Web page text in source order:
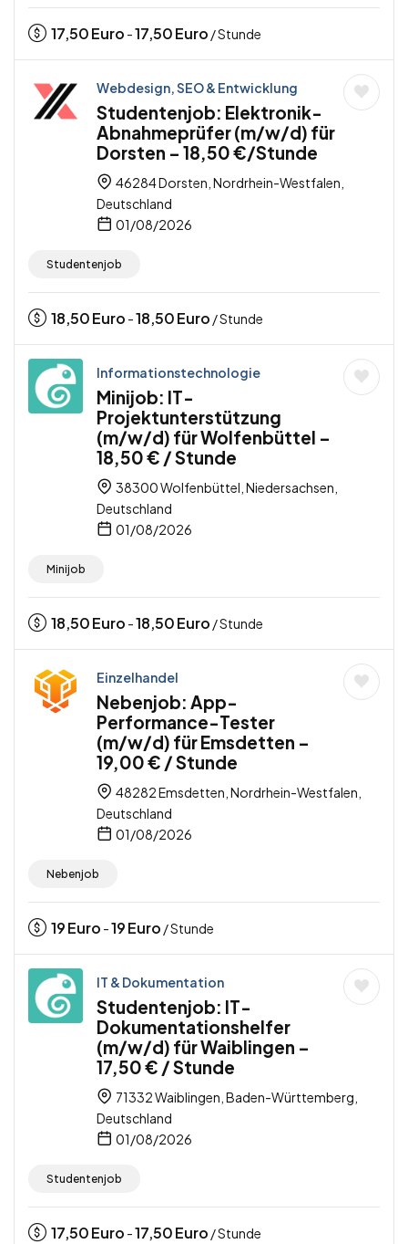
17,50Euro -17,50Euro / Stunde
Webdesign, SEO & Entwicklung
Studentenjob: Elektronik-
Abnahmeprüfer (m/w/d) für
Dorsten – 18,50 €/Stunde
46284 Dorsten, Nordrhein-Westfalen,
Deutschland
01/08/2026
Studentenjob
18,50Euro -18,50Euro / Stunde
Informationstechnologie
Minijob: IT-
Projektunterstützung
(m/w/d) für Wolfenbüttel –
18,50 € / Stunde
38300 Wolfenbüttel, Niedersachsen,
Deutschland
01/08/2026
Minijob
18,50Euro -18,50Euro / Stunde
Einzelhandel
Nebenjob: App-
Performance-Tester
(m/w/d) für Emsdetten –
19,00 € / Stunde
48282 Emsdetten, Nordrhein-Westfalen,
Deutschland
01/08/2026
Nebenjob
19Euro -19Euro / Stunde
IT & Dokumentation
Studentenjob: IT-
Dokumentationshelfer
(m/w/d) für Waiblingen –
17,50 € / Stunde
71332 Waiblingen, Baden-Württemberg,
Deutschland
01/08/2026
Studentenjob
17,50Euro -17,50Euro / Stunde